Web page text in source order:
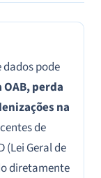
pode
perda
na
de
(Lei Geral de
diretamente